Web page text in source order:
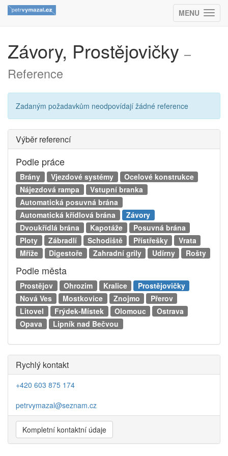
MENU
Závory, Prostějovičky –
Reference
Zadaným požadavkům neodpovídají žádné reference
Výběr referencí
Podle práce
Brány Vjezdové systémy
Ocelové konstrukce
Nájezdová rampa
Vstupní branka
Automatická posuvná brána
Automatická křídlová brána
Závory
Dvoukřídlá brána
Kapotáže
Posuvná brána
Ploty
Zábradlí Schodiště Přístřešky
Vrata
Mříže
Digestoře Zahradní grily Udírny Rošty
Podle města
Prostějov Ohrozim Kralice
Prostějovičky
Nová Ves
Mostkovice Znojmo
Přerov
Litovel
Frýdek-Místek Olomouc
Ostrava
Opava
Lipník nad Bečvou
Rychlý kontakt
+420 603 875 174
petrvymazal@seznam.cz
Kompletní kontaktní údaje